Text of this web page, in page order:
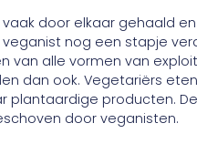
door elkaar gehaald
nog een stapje
van alle vormen van
dan ook. Vegetariërs
plantaardige producten.
door veganisten.